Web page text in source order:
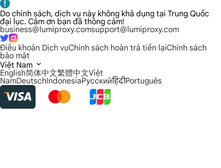
Do chính sách, dịch vụ này không khả dụng tại Trung Quốc
đại lục. Cảm ơn bạn đã thông cảm!
business@lumiproxy.comsupport@lumiproxy.com
Điều khoản Dịch vụChính sách hoàn trả tiền lạiChính sách
bảo mật
Việt Nam
English简体中文繁體中文Việt
NamDeutschIndonesiaРусскийहिंदीPortuguês